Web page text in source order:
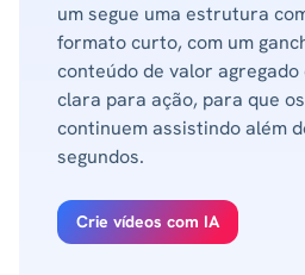
um segue uma estrutura
formato curto, com um
conteúdo de valor agregado
clara para ação, para que
continuem assistindo além
segundos.
Crie vídeos com IA